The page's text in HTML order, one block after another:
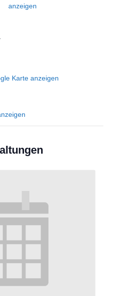
Karte anzeigen
anzeigen